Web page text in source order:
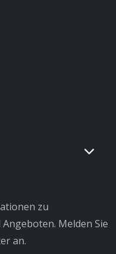
zu
Melden Sie
an.